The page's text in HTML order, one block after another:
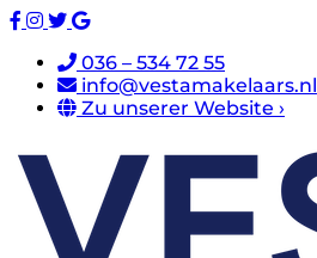
036 – 534 72 55
info@vestamakelaars.nl
Zu unserer Website ›